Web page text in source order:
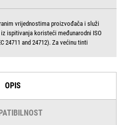
vrijednostima proizvođača i služi
ispitivanja koristeći međunarodni ISO
24711 and 24712). Za većinu tinti
OPIS